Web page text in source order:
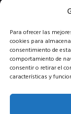
Para ofrecer las
cookies para
consentimiento de
comportamiento de
consentir o retirar el
características y